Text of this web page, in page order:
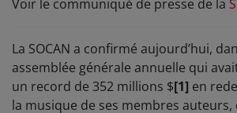
Voir le communiqué de presse de la
La SOCAN a confirmé aujourd’hui,
assemblée générale annuelle qui
un record de 352 millions $[1] en
la musique de ses membres